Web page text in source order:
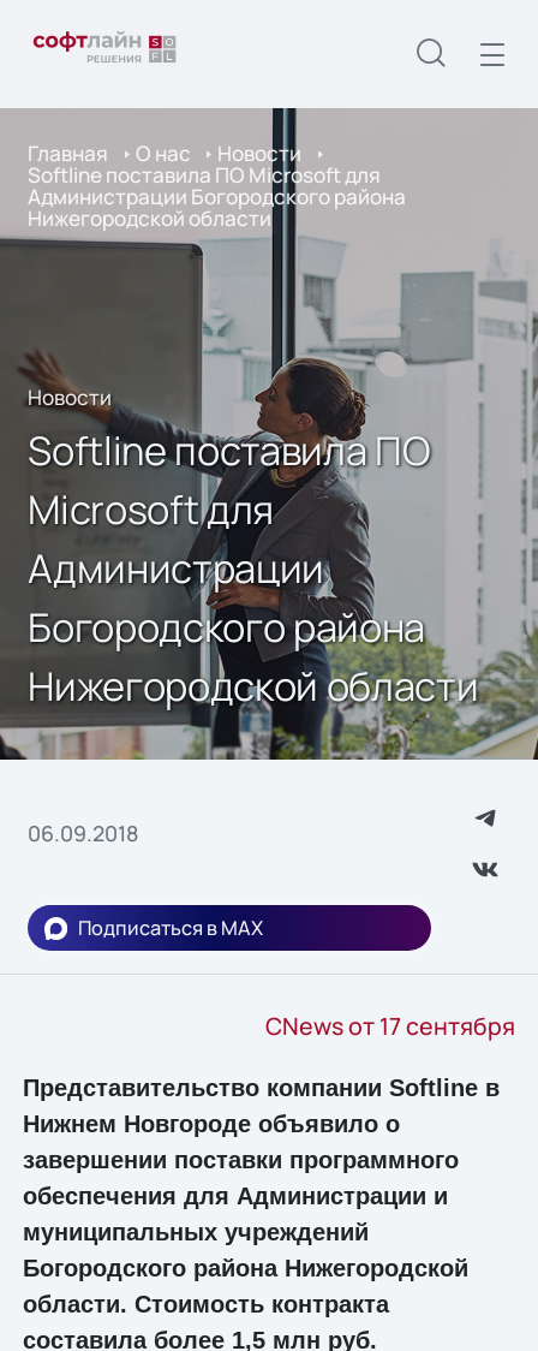
Главная О нас Новости
Softline поставила ПО Microsoft для
Администрации Богородского района
Нижегородской области
Новости
Softline поставила ПО
Microsoft для
Администрации
Богородского района
Нижегородской области
06.09.2018
Подписаться в MAX
CNews от 17 сентября
Представительство компании Softline в
Нижнем Новгороде объявило о
завершении поставки программного
обеспечения для Администрации и
муниципальных учреждений
Богородского района Нижегородской
области. Стоимость контракта
составила более 1,5 млн руб.